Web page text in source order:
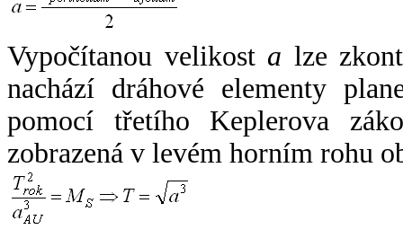
Vypočítanou velikost a lze
nachází dráhové elementy
pomocí třetího Keplerova
zobrazená v levém horním rohu